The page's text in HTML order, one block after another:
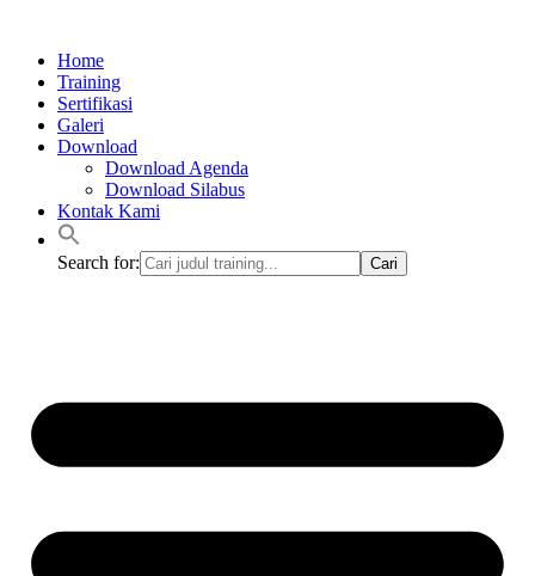
kontenHome
Training
Sertifikasi
Galeri
Download
Download Agenda
Download Silabus
Kontak Kami
Search for: